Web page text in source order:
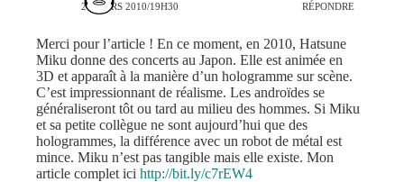
21 MARS 2010/19H30 RÉPONDRE
Merci pour l’article ! En ce moment, en 2010, Hatsune
Miku donne des concerts au Japon. Elle est animée en
3D et apparaît à la manière d’un hologramme sur scène.
C’est impressionnant de réalisme. Les androïdes se
généraliseront tôt ou tard au milieu des hommes. Si Miku
et sa petite collègue ne sont aujourd’hui que des
hologrammes, la différence avec un robot de métal est
mince. Miku n’est pas tangible mais elle existe. Mon
article complet ici http://bit.ly/c7rEW4